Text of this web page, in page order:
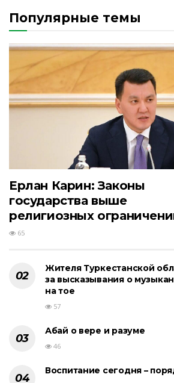
Популярные темы
Ерлан Карин: Законы
государства выше
религиозных
65
Жителя Туркестанской
за высказывания о
на тое
57
Абай о вере и разуме
46
Воспитание сегодня –